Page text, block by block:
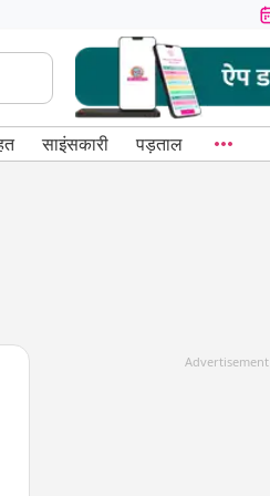
साइंसकारी पड़ताल
Advertisement